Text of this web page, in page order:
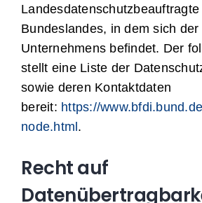
Bundeslandes, in dem sich
Unternehmens befindet. Der
stellt eine Liste der
sowie deren Kontaktdaten
bereit: https://
node.html .
Recht auf